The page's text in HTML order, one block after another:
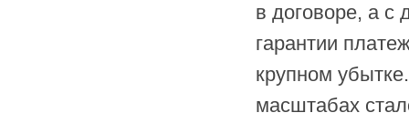
в договоре, а с
гарантии
крупном
масштабах